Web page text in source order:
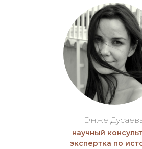
Энже
научный
экспертка по